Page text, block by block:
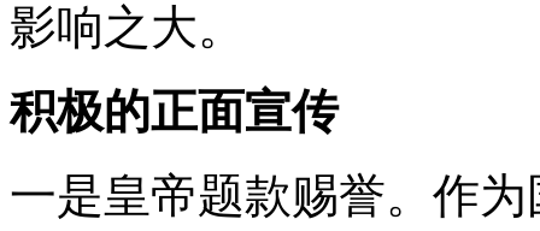
影响之大。
积极的正面宣传
一是皇帝题款赐誉。作